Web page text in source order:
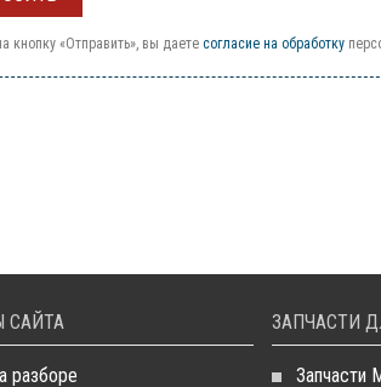
кнопку «Отправить», вы даете согласие на обработку
САЙТА
разборе
ЗАПЧАСТИ
Запчасти